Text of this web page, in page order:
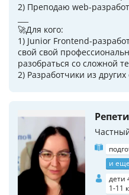
2) Преподаю web-
🚀Для кого:
1) Junior Frontend-
свой свой
разобраться со сложной
2) Разработчики из
и
дети
1-11